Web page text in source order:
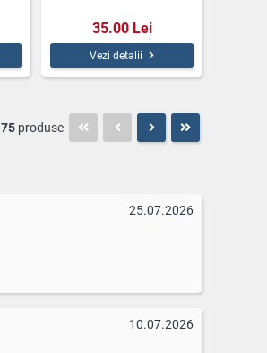
35.00 Lei
Vezi detalii
75 produse
25.07.2026
10.07.2026